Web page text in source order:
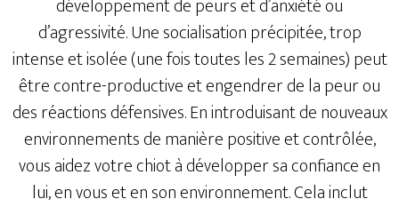
développement de peurs et d’anxiété ou
d’agressivité. Une socialisation précipitée, trop
intense et isolée (une fois toutes les 2 semaines) peut
être contre-productive et engendrer de la peur ou
des réactions défensives. En introduisant de nouveaux
environnements de manière positive et contrôlée,
vous aidez votre chiot à développer sa confiance en
lui, en vous et en son environnement. Cela inclut